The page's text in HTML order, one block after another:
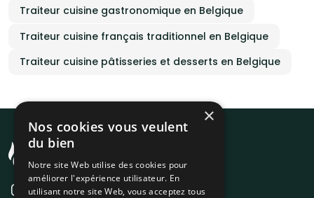
Traiteur cuisine gastronomique en Belgique
Traiteur cuisine français traditionnel en Belgique
Traiteur cuisine pâtisseries et desserts en Belgique
×
Nos cookies vous veulent
du bien
Notre site Web utilise des cookies pour
améliorer l'expérience utilisateur. En
utilisant notre site Web, vous acceptez tous